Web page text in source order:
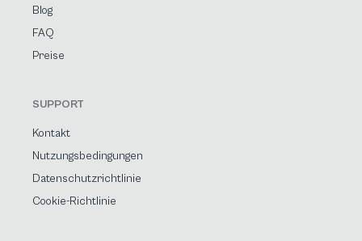
Blog
FAQ
Preise
SUPPORT
Kontakt
Nutzungsbedingungen
Datenschutzrichtlinie
Cookie-Richtlinie